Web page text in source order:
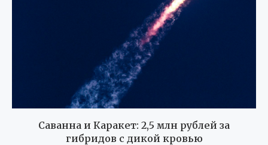
Саванна и Каракет: 2,5 млн рублей за
гибридов с дикой кровью